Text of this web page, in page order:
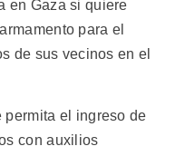
en Gaza si quiere
para el
de sus vecinos en el
permita el ingreso de
con auxilios